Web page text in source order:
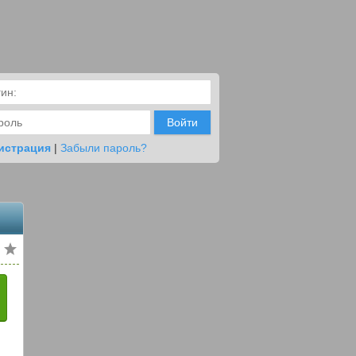
Войти
| Забыли пароль?